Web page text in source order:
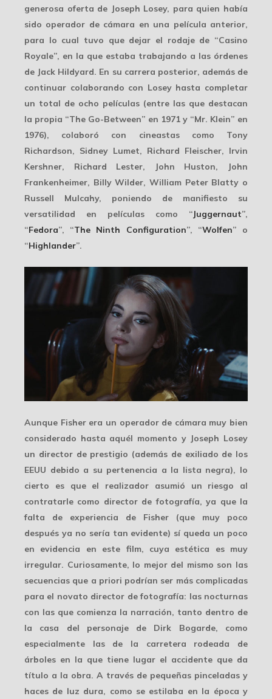
generosa oferta de Joseph Losey, para quien había
sido operador de cámara en una película anterior,
para lo cual tuvo que dejar el rodaje de “Casino
Royale”, en la que estaba trabajando a las órdenes
de Jack Hildyard. En su carrera posterior, además de
continuar colaborando con Losey hasta completar
un total de ocho películas (entre las que destacan
la propia “The Go-Between” en 1971 y “Mr. Klein” en
1976), colaboró con cineastas como Tony
Richardson, Sidney Lumet, Richard Fleischer, Irvin
Kershner, Richard Lester, John Huston, John
Frankenheimer, Billy Wilder, William Peter Blatty o
Russell Mulcahy, poniendo de manifiesto su
versatilidad en películas como “Juggernaut”,
“Fedora”, “The Ninth Configuration”, “Wolfen” o
“Highlander”.
Aunque Fisher era un operador de cámara muy bien
considerado hasta aquél momento y Joseph Losey
un director de prestigio (además de exiliado de los
EEUU debido a su pertenencia a la lista negra), lo
cierto es que el realizador asumió un riesgo al
contratarle como director de fotografía, ya que la
falta de experiencia de Fisher (que muy poco
después ya no sería tan evidente) sí queda un poco
en evidencia en este film, cuya estética es muy
irregular. Curiosamente, lo mejor del mismo son las
secuencias que a priori podrían ser más complicadas
para el novato director de fotografía: las nocturnas
con las que comienza la narración, tanto dentro de
la casa del personaje de Dirk Bogarde, como
especialmente las de la carretera rodeada de
árboles en la que tiene lugar el accidente que da
título a la obra. A través de pequeñas pinceladas y
haces de luz dura, como se estilaba en la época y